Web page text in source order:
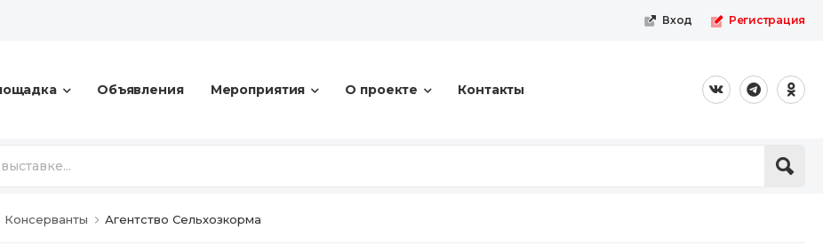
Вход Регистрация
Объявления Мероприятия О проекте Контакты
Консерванты Агентство Сельхозкорма